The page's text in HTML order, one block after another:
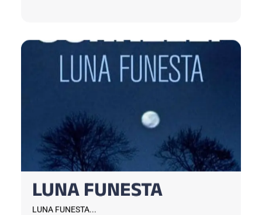
LUNA FUNESTA
LUNA FUNESTA...